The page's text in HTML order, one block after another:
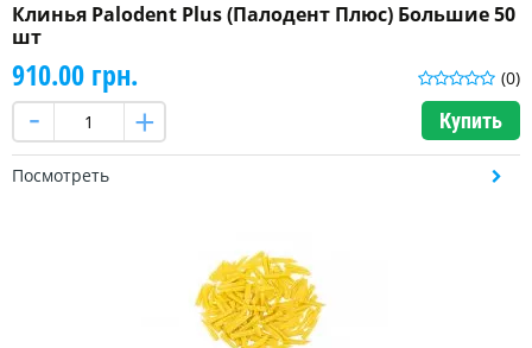
Клинья Palodent Plus (Палодент Плюс) Большие 50
шт
(0)
910.00 грн.
Купить
Посмотреть